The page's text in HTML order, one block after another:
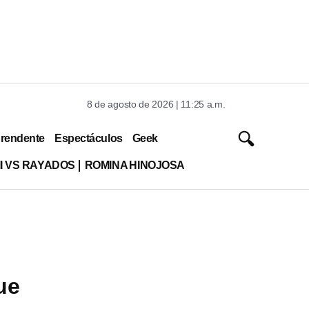
8 de agosto de 2026 | 11:25 a.m.
Espectáculos Geek
VS RAYADOS ROMINA HINOJOSA